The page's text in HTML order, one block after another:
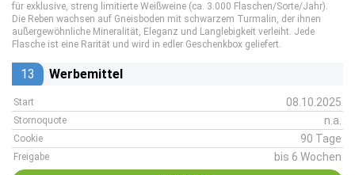
für exklusive, streng limitierte Weißweine (ca. 3.000 Flaschen/Sorte/Jahr).
Die Reben wachsen auf Gneisboden mit schwarzem Turmalin, der ihnen
außergewöhnliche Mineralität, Eleganz und Langlebigkeit verleiht. Jede
Flasche ist eine Rarität und wird in edler Geschenkbox geliefert.
13 Werbemittel
Start 08.10.2025
Stornoquote n.a.
Cookie 90 Tage
Freigabe bis 6 Wochen